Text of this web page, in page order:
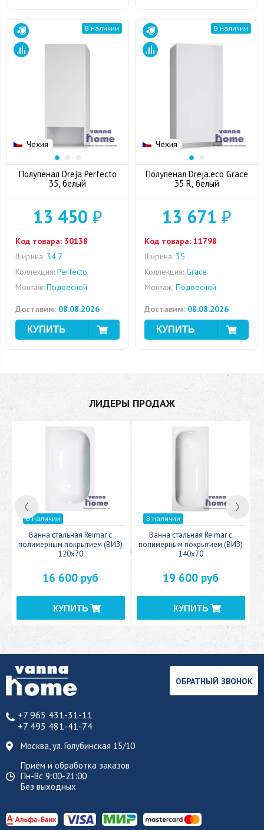
Чехия
В наличии
Полупенал Dreja Perfecto
35, белый
13 450 ₽
Код товара: 30138
Ширина: 34.7
Коллекция: Perfecto
Монтаж: Подвесной
Доставим: 08.08.2026
Чехия
В наличии
Полупенал Dreja.eco Grace
35 R, белый
13 671 ₽
Код товара: 11798
Ширина: 35
Коллекция: Grace
Монтаж: Подвесной
Доставим: 08.08.2026
ЛИДЕРЫ ПРОДАЖ
В наличии
Ванна стальная Reimar с
полимерным покрытием (ВИЗ)
120x70
16 600 руб
В наличии
Ванна стальная Reimar с
полимерным покрытием (ВИЗ)
140x70
19 600 руб
+7 965 431-31-11
+7 495 481-41-74
Москва, ул. Голубинская 15/10
Приём и обработка заказов
Пн-Вс 9:00-21:00
Без выходных
ОБРАТНЫЙ ЗВОНОК